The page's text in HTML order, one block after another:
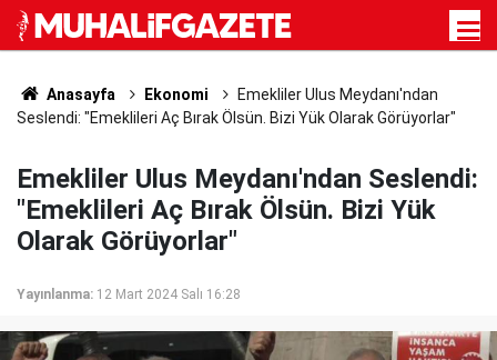
Anasayfa Ekonomi
Emekliler Ulus Meydanı'ndan
Seslendi: "Emeklileri Aç Bırak Ölsün. Bizi Yük Olarak Görüyorlar"
Emekliler Ulus Meydanı'ndan Seslendi:
"Emeklileri Aç Bırak Ölsün. Bizi Yük
Olarak Görüyorlar"
Yayınlanma: 12 Mart 2024 Salı 16:28